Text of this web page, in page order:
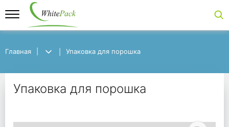
Главная
Упаковка для порошка
Упаковка для
Главная Упаковка для порошка
Упаковка для порошка